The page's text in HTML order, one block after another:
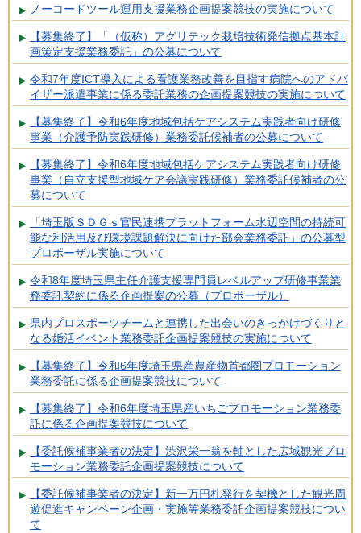
ノーコードツール運用支援業務企画提案競技の実施について
【募集終了】「（仮称）アグリテック栽培技術発信拠点基本計
画策定支援業務委託」の公募について
令和7年度ICT導入による看護業務改善を目指す病院へのアドバ
イザー派遣事業に係る委託業務の企画提案競技の実施について
【募集終了】令和6年度地域包括ケアシステム実践者向け研修
事業（介護予防実践研修）業務委託候補者の公募について
【募集終了】令和6年度地域包括ケアシステム実践者向け研修
事業（自立支援型地域ケア会議実践研修）業務委託候補者の公
募について
「埼玉版ＳＤＧｓ官民連携プラットフォーム水辺空間の持続可
能な利活用及び環境課題解決に向けた部会業務委託」の公募型
プロポーザル実施について
令和8年度埼玉県主任介護支援専門員レベルアップ研修事業業
務委託契約に係る企画提案の公募（プロポーザル）
県内プロスポーツチームと連携した出会いのきっかけづくりと
なる婚活イベント業務委託企画提案競技の実施について
【募集終了】令和6年度埼玉県産農産物首都圏プロモーション
業務委託に係る企画提案競技について
【募集終了】令和6年度埼玉県産いちごプロモーション業務委
託に係る企画提案競技について
【委託候補事業者の決定】渋沢栄一翁を軸とした広域観光プロ
モーション業務委託企画提案競技について
【委託候補事業者の決定】新一万円札発行を契機とした観光周
遊促進キャンペーン企画・実施等業務委託企画提案競技につい
て